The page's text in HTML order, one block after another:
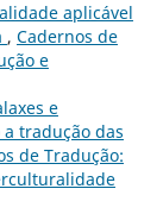
aplicável
, Cadernos de
e
e
tradução das
de Tradução: